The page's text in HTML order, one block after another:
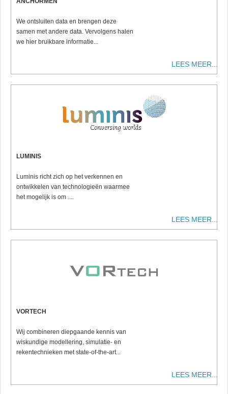
We ontsluiten data en brengen deze
samen met andere data. Vervolgens halen
we hier bruikbare informatie...
LEES MEER...
LUMINIS
Luminis richt zich op het verkennen en
ontwikkelen van technologieën waarmee
het mogelijk is om ....
LEES MEER...
VORTECH
Wij combineren diepgaande kennis van
wiskundige modellering, simulatie- en
rekentechnieken met state-of-the-art...
LEES MEER...